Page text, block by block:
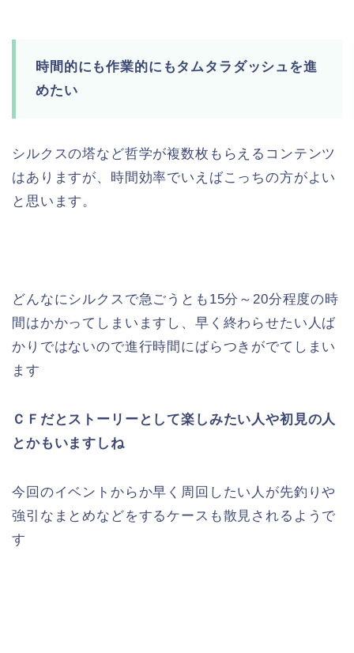
時間的にも作業的にもタムタラダッシュを進
めたい
シルクスの塔など哲学が複数枚もらえるコンテンツ
はありますが、時間効率でいえばこっちの方がよい
と思います。
どんなにシルクスで急ごうとも15分～20分程度の時
間はかかってしまいますし、早く終わらせたい人ば
かりではないので進行時間にばらつきがでてしまい
ます
ＣＦだとストーリーとして楽しみたい人や初見の人
とかもいますしね
今回のイベントからか早く周回したい人が先釣りや
強引なまとめなどをするケースも散見されるようで
す